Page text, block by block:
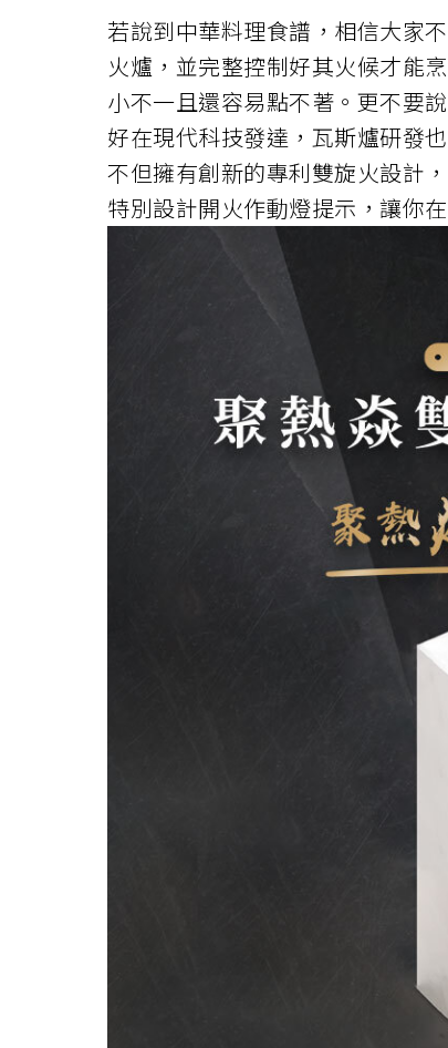
若說到中華料理食譜，相信大家
火爐，並完整控制好其火候才能
小不一且還容易點不著。更不要
好在現代科技發達，瓦斯爐研發
不但擁有創新的專利雙旋火設計
特別設計開火作動燈提示，讓你